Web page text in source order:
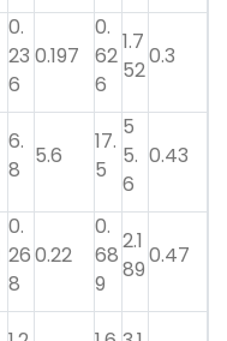
0.
23
6
0.197
0.
62
6
1.7
52
0.3
6.
8
5.6
17.
5
5
5.
6
0.43
0.
26
8
0.22
0.
68
9
2.1
89
0.47